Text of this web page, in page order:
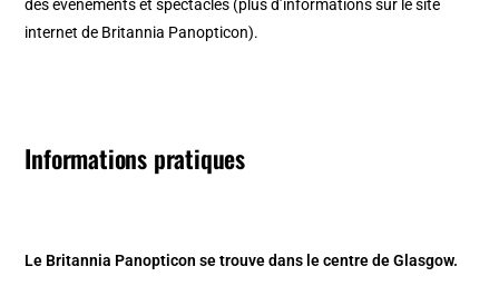
des événements et spectacles (plus d’informations sur le site
internet de Britannia Panopticon).
Informations pratiques
Le Britannia Panopticon se trouve dans le centre de Glasgow.